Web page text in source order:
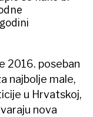
2016. poseban
najbolje male,
u Hrvatskoj,
nova